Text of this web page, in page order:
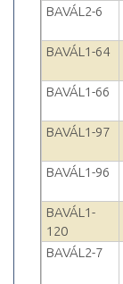
BAVÁL2-6
BAVÁL1-64
BAVÁL1-66
BAVÁL1-97
BAVÁL1-96
BAVÁL1-
120
BAVÁL2-7